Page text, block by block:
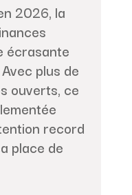
2026, la
écrasante
plus de
ouverts, ce
record
place de